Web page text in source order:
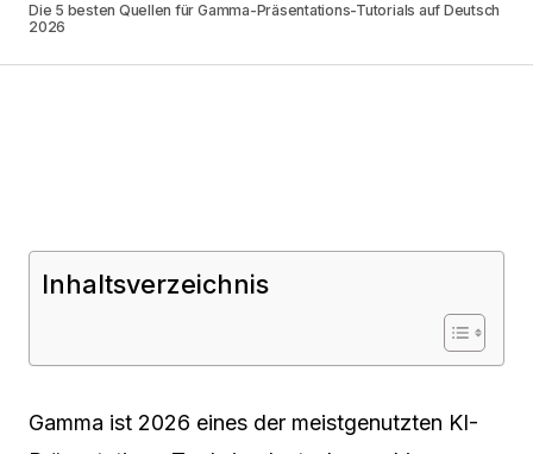
Die 5 besten Quellen für Gamma-Präsentations-Tutorials auf Deutsch
2026
Inhaltsverzeichnis
Gamma ist 2026 eines der meistgenutzten KI-